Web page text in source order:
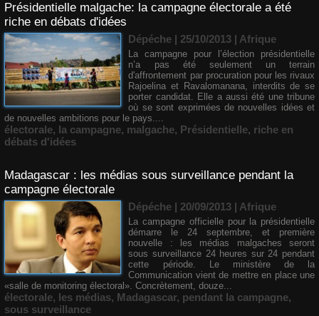
Présidentielle malgache: la campagne électorale a été
riche en débats d'idées
Dépéche | 25/10/2013 | Afrique
La campagne pour l’élection présidentielle
n’a pas été seulement un terrain
d'affrontement par procuration pour les rivaux
Rajoelina et Ravalomanana, interdits de se
porter candidat. Elle a aussi été une tribune
où se sont exprimées de nouvelles idées et
de nouvelles ambitions pour le pays....
électorale, la campagne, malgache, Présidentielle, riche en
débats d'idées
Madagascar : les médias sous surveillance pendant la
campagne électorale
Dépéche | 20/09/2013 | Afrique
La campagne officielle pour la présidentielle
démarre le 24 septembre, et première
nouvelle : les médias malgaches seront
sous surveillance 24 heures sur 24 pendant
cette période. Le ministère de la
Communication vient de mettre en place une
«salle de monitoring électoral». Concrètement, douze...
électorale, les médias, Madagascar, pendant la campagne,
sous surveillance